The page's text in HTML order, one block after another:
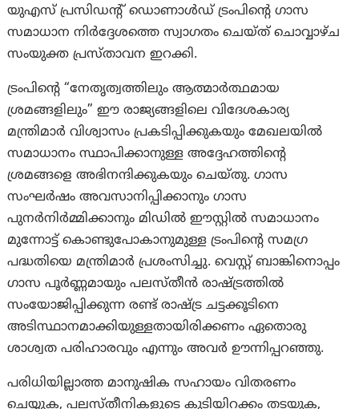
യുഎസ് പ്രസിഡന്റ് ഡൊണാൾഡ് ട്രംപിന്റെ ഗാസ
സമാധാന നിർദ്ദേശത്തെ സ്വാഗതം ചെയ്ത് ചൊവ്വാഴ്ച
സംയുക്ത പ്രസ്താവന ഇറക്കി.
ട്രംപിന്റെ “നേതൃത്വത്തിലും ആത്മാർത്ഥമായ
ശ്രമങ്ങളിലും” ഈ രാജ്യങ്ങളിലെ വിദേശകാര്യ
മന്ത്രിമാർ വിശ്വാസം പ്രകടിപ്പിക്കുകയും മേഖലയിൽ
സമാധാനം സ്ഥാപിക്കാനുള്ള അദ്ദേഹത്തിന്റെ
ശ്രമങ്ങളെ അഭിനന്ദിക്കുകയും ചെയ്തു. ഗാസ
സംഘർഷം അവസാനിപ്പിക്കാനും ഗാസ
പുനർനിർമ്മിക്കാനും മിഡിൽ ഈസ്റ്റിൽ സമാധാനം
മുന്നോട്ട് കൊണ്ടുപോകാനുമുള്ള ട്രംപിന്റെ സമഗ്ര
പദ്ധതിയെ മന്ത്രിമാർ പ്രശംസിച്ചു. വെസ്റ്റ് ബാങ്കിനൊപ്പം
ഗാസ പൂർണ്ണമായും പലസ്തീൻ രാഷ്ട്രത്തിൽ
സംയോജിപ്പിക്കുന്ന രണ്ട് രാഷ്ട്ര ചട്ടക്കൂടിനെ
അടിസ്ഥാനമാക്കിയുള്ളതായിരിക്കണം ഏതൊരു
ശാശ്വത പരിഹാരവും എന്നും അവർ ഊന്നിപ്പറഞ്ഞു.
പരിധിയില്ലാത്ത മാനുഷിക സഹായം വിതരണം
ചെയ്യുക, പലസ്തീനികളുടെ കുടിയിറക്കം തടയുക,